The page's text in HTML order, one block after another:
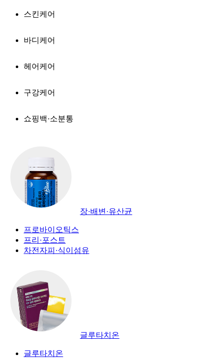
스킨케어
바디케어
헤어케어
구강케어
쇼핑백·소분통
장·배변·유산균
프로바이오틱스
프리·포스트
차전자피·식이섬유
글루타치온
글루타치온